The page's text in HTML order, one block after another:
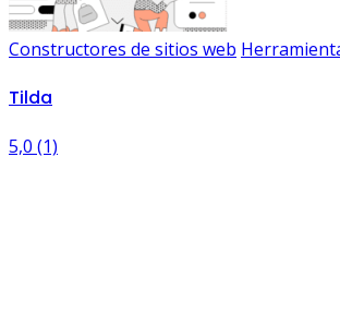
Constructores de sitios web
Tilda
5,0 (1)